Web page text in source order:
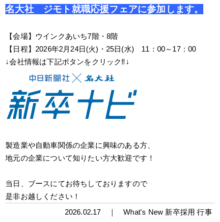
名大社 ジモト就職応援フェアに参加します。
【会場】ウインクあいち7階・8階
【日程】2026年2月24日(火)・25日(水) 11：00～17：00
↓会社情報は下記ボタンをクリック‼↓
製造業や自動車関係の企業に興味のある方、
地元の企業について知りたい方大歓迎です！
当日、ブースにてお待ちしておりますので
是非お越しください！
2026.02.17 ｜What's New 新卒採用 行事